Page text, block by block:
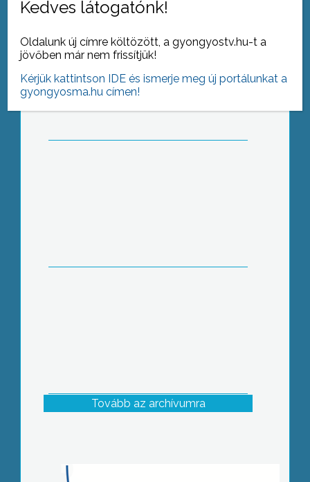
Tisztelgés II. Rákóczi Ferenc emléke
előtt
Tovább az archívumra
Kedves látogatónk!
Oldalunk új címre költözött, a gyongyostv.hu-t a
jövőben már nem frissítjük!
Kérjük kattintson IDE és ismerje meg új portálunkat a
gyongyosma.hu címen!